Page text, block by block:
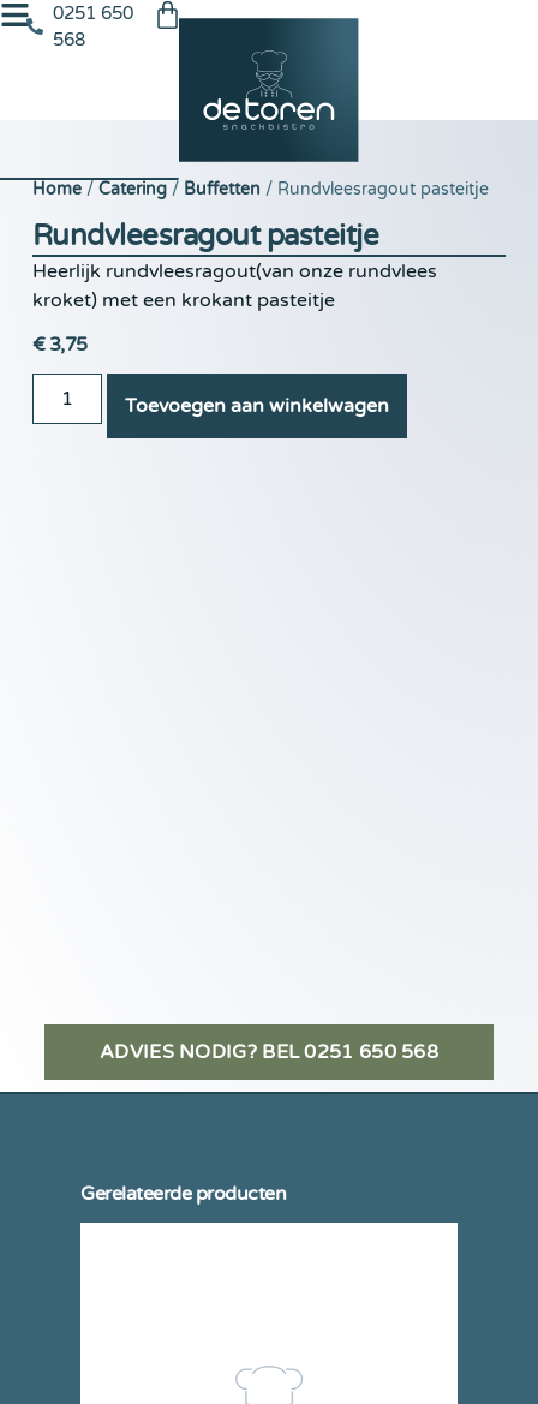
0251 650
568
Home/ Catering/ Buffetten / Rundvleesragout pasteitje
Rundvleesragout pasteitje
Heerlijk rundvleesragout(van onze rundvlees
kroket) met een krokant pasteitje
€3,75
Toevoegen aan winkelwagen
ADVIES NODIG? BEL 0251 650 568
Gerelateerde producten